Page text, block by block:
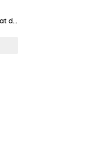
di